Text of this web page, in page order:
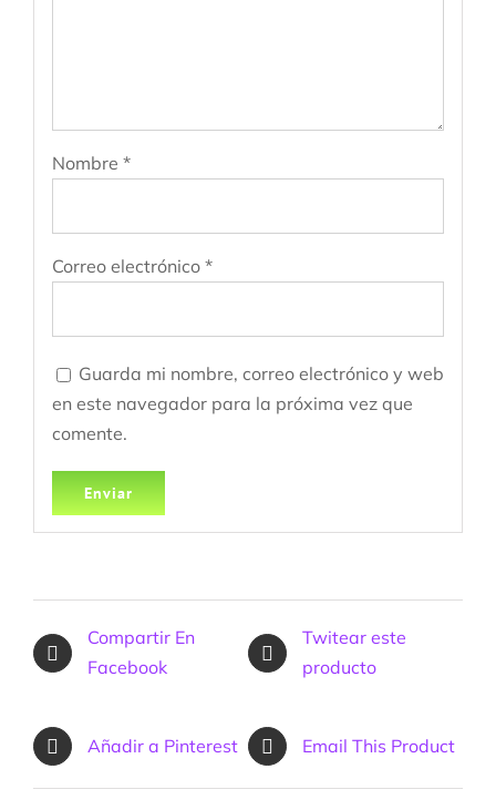
Nombre *
Correo electrónico *
Guarda mi nombre, correo electrónico y web
en este navegador para la próxima vez que
comente.
Compartir En
Facebook
Twitear este
producto
Añadir a Pinterest Email This Product